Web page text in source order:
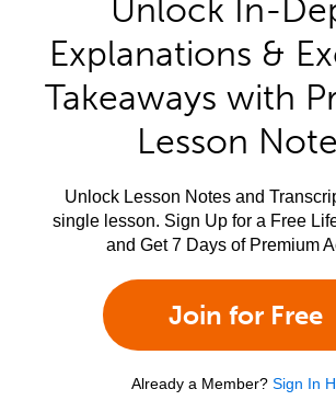
Unlock In-
Explanations &
Takeaways with
Lesson
Unlock Lesson Notes and
single lesson. Sign Up for a Free
and Get 7 Days of Premium
Join for Free
Already a Member? Sign In